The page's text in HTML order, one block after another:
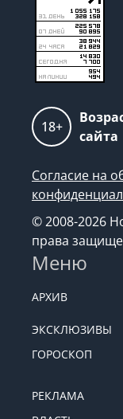
18+
сайта
Согласие на
© 2008-2026
права
Меню
АРХИВ
ЭКСКЛЮЗИВЫ
ГОРОСКОП
РЕКЛАМА